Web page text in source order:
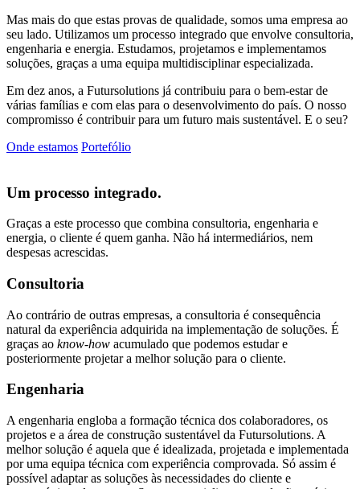
Mas mais do que estas provas de qualidade, somos uma empresa ao
seu lado. Utilizamos um processo integrado que envolve consultoria,
engenharia e energia. Estudamos, projetamos e implementamos
soluções, graças a uma equipa multidisciplinar especializada.
Em dez anos, a Futursolutions já contribuiu para o bem-estar de
várias famílias e com elas para o desenvolvimento do país. O nosso
compromisso é contribuir para um futuro mais sustentável. E o seu?
Onde estamos Portefólio
Um processo integrado.
Graças a este processo que combina consultoria, engenharia e
energia, o cliente é quem ganha. Não há intermediários, nem
despesas acrescidas.
Consultoria
Ao contrário de outras empresas, a consultoria é consequência
natural da experiência adquirida na implementação de soluções. É
graças ao know-how acumulado que podemos estudar e
posteriormente projetar a melhor solução para o cliente.
Engenharia
A engenharia engloba a formação técnica dos colaboradores, os
projetos e a área de construção sustentável da Futursolutions. A
melhor solução é aquela que é idealizada, projetada e implementada
por uma equipa técnica com experiência comprovada. Só assim é
possível adaptar as soluções às necessidades do cliente e